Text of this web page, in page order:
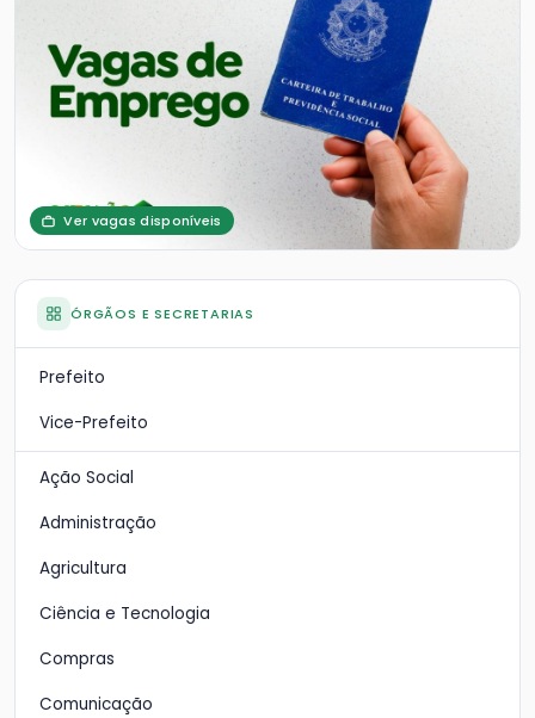
Ver vagas disponíveis
ÓRGÃOS E SECRETARIAS
Prefeito
Vice-Prefeito
Ação Social
Administração
Agricultura
Ciência e Tecnologia
Compras
Comunicação